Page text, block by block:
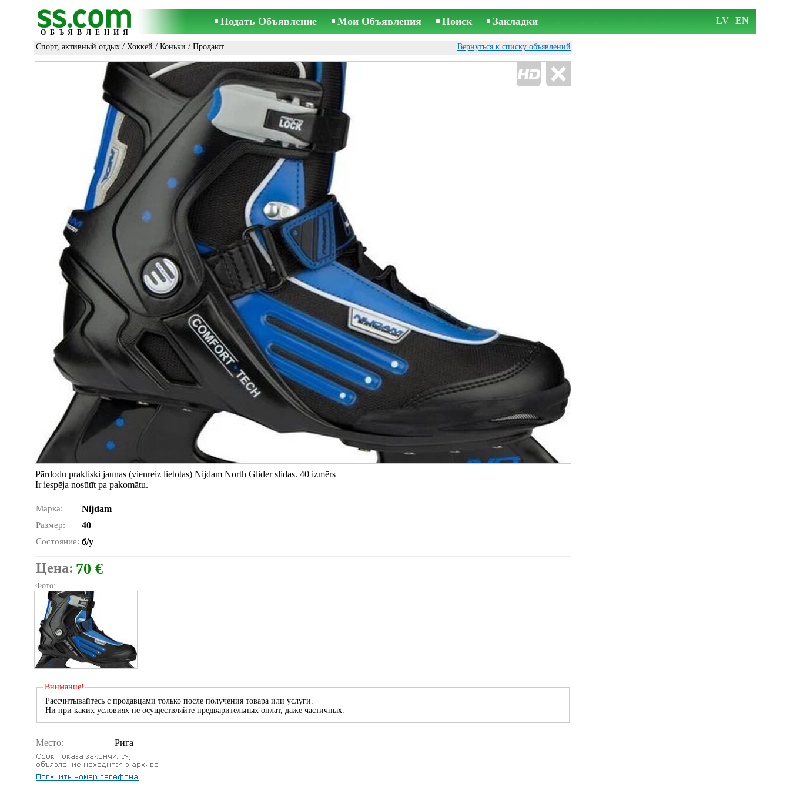
ОБЪЯВЛЕНИЯ
Подать Объявление Мои Объявления Поиск Закладки LV EN
Спорт, активный отдых / Хоккей / Коньки / Продают Вернуться к списку объявлений
Pārdodu praktiski jaunas (vienreiz lietotas) Nijdam North Glider slidas. 40 izmērs
Ir iespēja nosūtīt pa pakomātu.
Марка: Nijdam
Размер: 40
Состояние: б/у
Цена: 70 €
Фото:
Внимание!
Рассчитывайтесь с продавцами только после получения товара или услуги.
Ни при каких условиях не осуществляйте предварительных оплат, даже частичных.
Место: Рига